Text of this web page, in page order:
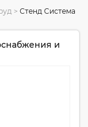
> Стенд Система
и